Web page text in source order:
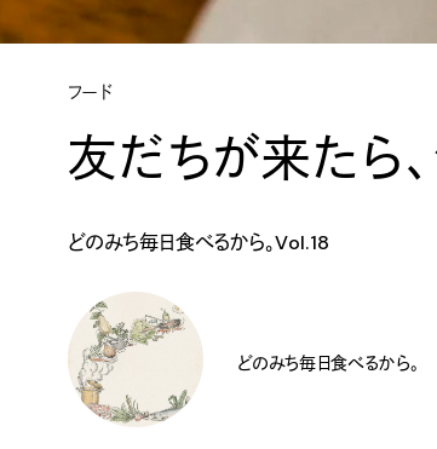
フード
友だちが来たら
どのみち毎日食べるから。Vol.18
どのみち毎日食べるから。